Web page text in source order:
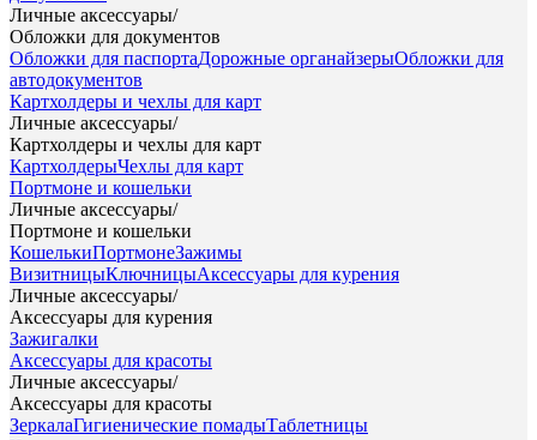
Личные аксессуары/
Обложки для документов
Обложки для паспортаДорожные органайзерыОбложки для
автодокументов
Картхолдеры и чехлы для карт
Личные аксессуары/
Картхолдеры и чехлы для карт
КартхолдерыЧехлы для карт
Портмоне и кошельки
Личные аксессуары/
Портмоне и кошельки
КошелькиПортмонеЗажимы
ВизитницыКлючницыАксессуары для курения
Личные аксессуары/
Аксессуары для курения
Зажигалки
Аксессуары для красоты
Личные аксессуары/
Аксессуары для красоты
ЗеркалаГигиенические помадыТаблетницы